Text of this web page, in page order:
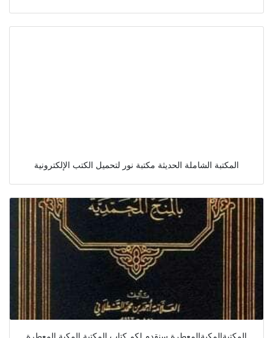
المكتبة الشاملة الحديثة مكتبة نور لتحميل الكتب الإلكترونية
المكتبةالمكيةالمعطرة سنقدم لكم كتاب المكتبة المكية المعطرة